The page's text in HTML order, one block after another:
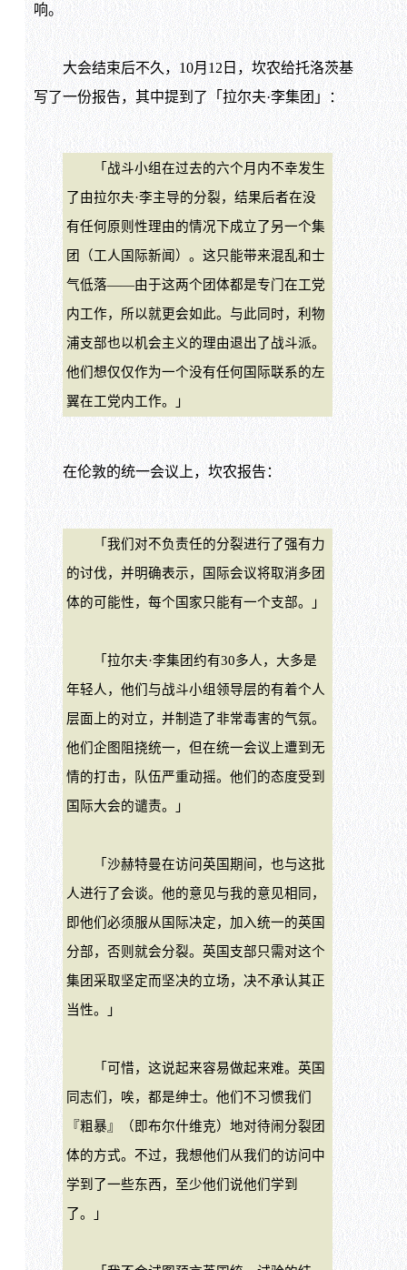
响。
大会结束后不久，10月12日，坎农给托洛茨基
写了一份报告，其中提到了「拉尔夫·李集团」：
「战斗小组在过去的六个月内不幸发生
了由拉尔夫·李主导的分裂，结果后者在没
有任何原则性理由的情况下成立了另一个集
团（工人国际新闻）。这只能带来混乱和士
气低落——由于这两个团体都是专门在工党
内工作，所以就更会如此。与此同时，利物
浦支部也以机会主义的理由退出了战斗派。
他们想仅仅作为一个没有任何国际联系的左
翼在工党内工作。」
在伦敦的统一会议上，坎农报告：
「我们对不负责任的分裂进行了强有力
的讨伐，并明确表示，国际会议将取消多团
体的可能性，每个国家只能有一个支部。」
「拉尔夫·李集团约有30多人，大多是
年轻人，他们与战斗小组领导层的有着个人
层面上的对立，并制造了非常毒害的气氛。
他们企图阻挠统一，但在统一会议上遭到无
情的打击，队伍严重动摇。他们的态度受到
国际大会的谴责。」
「沙赫特曼在访问英国期间，也与这批
人进行了会谈。他的意见与我的意见相同，
即他们必须服从国际决定，加入统一的英国
分部，否则就会分裂。英国支部只需对这个
集团采取坚定而坚决的立场，决不承认其正
当性。」
「可惜，这说起来容易做起来难。英国
同志们，唉，都是绅士。他们不习惯我们
『粗暴』（即布尔什维克）地对待闹分裂团
体的方式。不过，我想他们从我们的访问中
学到了一些东西，至少他们说他们学到
了。」